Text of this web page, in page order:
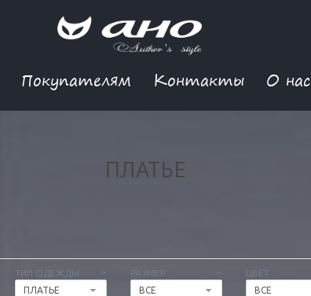
Покупателям Контакты О нас
ПЛАТЬЕ
ТИП ОДЕЖДЫ
ПЛАТЬЕ
РАЗМЕР
ВСЕ
ЦВЕТ
ВСЕ